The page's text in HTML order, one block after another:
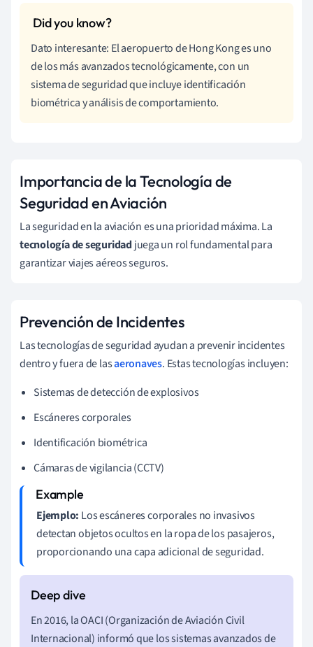
Dato interesante: El aeropuerto de Hong Kong es uno
de los más avanzados tecnológicamente, con un
sistema de seguridad que incluye identificación
biométrica y análisis de comportamiento.
Importancia de la Tecnología de
Seguridad en Aviación
La seguridad en la aviación es una prioridad máxima. La
tecnología de seguridadjuega un rol fundamental para
garantizar viajes aéreos seguros.
Prevención de Incidentes
Las tecnologías de seguridad ayudan a prevenir incidentes
dentro y fuera de lasaeronaves. Estas tecnologías incluyen:
Sistemas de detección de explosivos
Escáneres corporales
Identificación biométrica
Cámaras de vigilancia (CCTV)
Ejemplo: Los escáneres corporales no invasivos
detectan objetos ocultos en la ropa de los pasajeros,
proporcionando una capa adicional de seguridad.
En 2016, la OACI (Organización de Aviación Civil
Internacional) informó que los sistemas avanzados de